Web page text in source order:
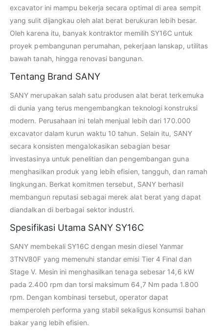
excavator ini mampu bekerja secara optimal di area sempit
yang sulit dijangkau oleh alat berat berukuran lebih besar.
Oleh karena itu, banyak kontraktor memilih SY16C untuk
proyek pembangunan perumahan, pekerjaan lanskap, utilitas
bawah tanah, hingga renovasi bangunan.
Tentang Brand SANY
SANY merupakan salah satu produsen alat berat terkemuka
di dunia yang terus mengembangkan teknologi konstruksi
modern. Perusahaan ini telah menjual lebih dari 170.000
excavator dalam kurun waktu 10 tahun. Selain itu, SANY
secara konsisten mengalokasikan sebagian besar
investasinya untuk penelitian dan pengembangan guna
menghasilkan produk yang lebih efisien, tangguh, dan ramah
lingkungan. Berkat komitmen tersebut, SANY berhasil
membangun reputasi sebagai merek alat berat yang dapat
diandalkan di berbagai sektor industri.
Spesifikasi Utama SANY SY16C
SANY membekali SY16C dengan mesin diesel Yanmar
3TNV80F yang memenuhi standar emisi Tier 4 Final dan
Stage V. Mesin ini menghasilkan tenaga sebesar 14,6 kW
pada 2.400 rpm dan torsi maksimum 64,7 Nm pada 1.800
rpm. Dengan kombinasi tersebut, operator dapat
memperoleh performa yang stabil sekaligus konsumsi bahan
bakar yang lebih efisien.